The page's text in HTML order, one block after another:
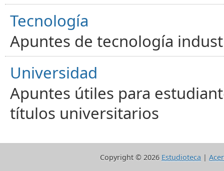
Tecnología
Apuntes de tecnología
Universidad
Apuntes útiles para
títulos universitarios
Copyright © 2026 Estudioteca |